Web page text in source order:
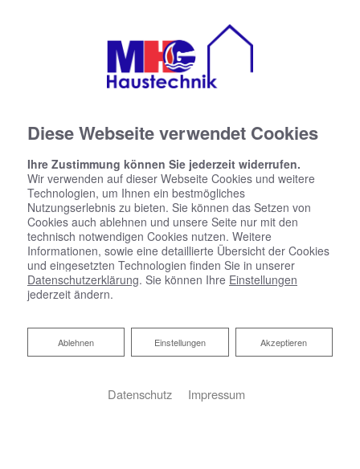
Diese Webseite verwendet Cookies
Ihre Zustimmung können Sie jederzeit widerrufen.
Wir verwenden auf dieser Webseite Cookies und weitere
Technologien, um Ihnen ein bestmögliches
Nutzungserlebnis zu bieten. Sie können das Setzen von
Cookies auch ablehnen und unsere Seite nur mit den
technisch notwendigen Cookies nutzen. Weitere
Informationen, sowie eine detaillierte Übersicht der Cookies
und eingesetzten Technologien finden Sie in unserer
Datenschutzerklärung. Sie können Ihre Einstellungen
jederzeit ändern.
Akzeptieren
Einstellungen
Ablehnen
Ablehnen
Datenschutz Impressum